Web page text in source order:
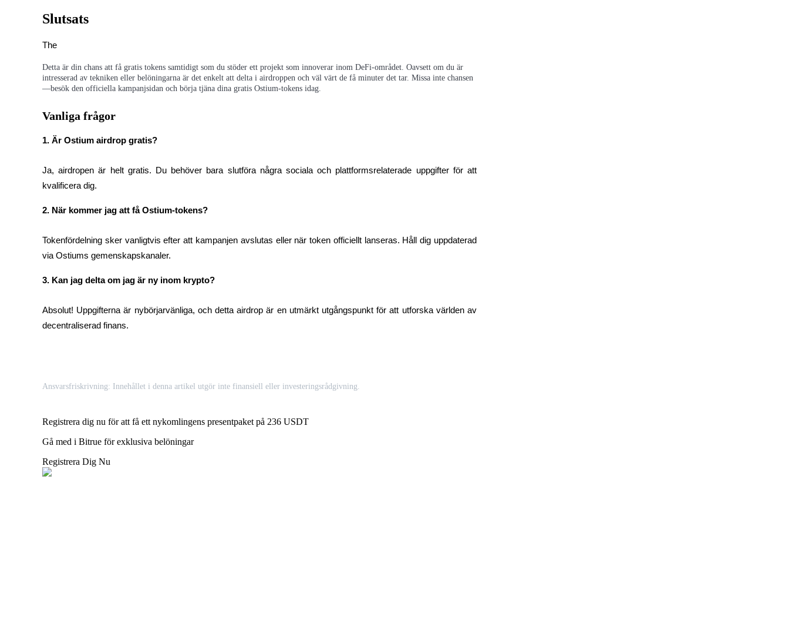
Utsättning
Hög avkastning och omedelbar tillgång
Launchpool
Flexibel insats för att tjäna populära tokens
Exklusiva investeringar för BTR-innehavare
Slutsats
The
Detta är din chans att få gratis tokens samtidigt som du stöder ett projekt som innoverar inom DeFi-området. Oavsett om du är
intresserad av tekniken eller belöningarna är det enkelt att delta i airdroppen och väl värt de få minuter det tar. Missa inte chansen
—besök den officiella kampanjsidan och börja tjäna dina gratis Ostium-tokens idag.
Vanliga frågor
1. Är Ostium airdrop gratis?
Ja, airdropen är helt gratis. Du behöver bara slutföra några sociala och plattformsrelaterade uppgifter för att
kvalificera dig.
2. När kommer jag att få Ostium-tokens?
Tokenfördelning sker vanligtvis efter att kampanjen avslutas eller när token officiellt lanseras. Håll dig uppdaterad
via Ostiums gemenskapskanaler.
3. Kan jag delta om jag är ny inom krypto?
Absolut! Uppgifterna är nybörjarvänliga, och detta airdrop är en utmärkt utgångspunkt för att utforska världen av
decentraliserad finans.
Ansvarsfriskrivning: Innehållet i denna artikel utgör inte finansiell eller investeringsrådgivning.
Registrera dig nu för att få ett nykomlingens presentpaket på 236 USDT
Gå med i Bitrue för exklusiva belöningar
Registrera Dig Nu